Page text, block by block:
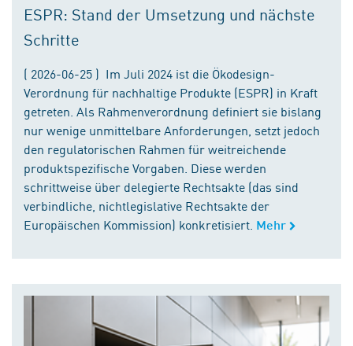
ESPR: Stand der Umsetzung und nächste
Schritte
( 2026-06-25 ) Im Juli 2024 ist die Ökodesign-
Verordnung für nachhaltige Produkte (ESPR) in Kraft
getreten. Als Rahmenverordnung definiert sie bislang
nur wenige unmittelbare Anforderungen, setzt jedoch
den regulatorischen Rahmen für weitreichende
produktspezifische Vorgaben. Diese werden
schrittweise über delegierte Rechtsakte (das sind
verbindliche, nichtlegislative Rechtsakte der
Europäischen Kommission) konkretisiert. Mehr